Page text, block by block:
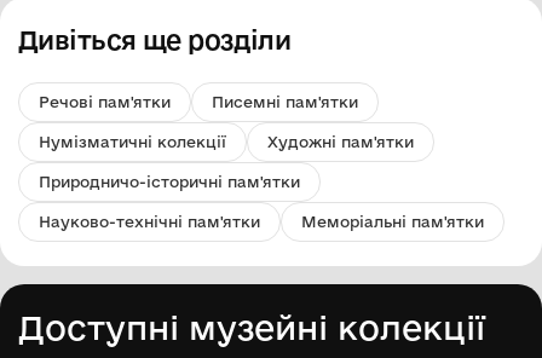
Дивіться ще розділи
Речові пам'ятки Писемні пам'ятки
Нумізматичні колекції Художні пам'ятки
Природничо-історичні пам'ятки
Науково-технічні пам'ятки Меморіальні пам'ятки
Доступні музейні колекції